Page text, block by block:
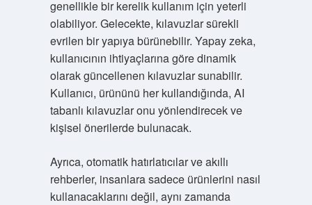
genellikle bir kerelik kullanım için yeterli
olabiliyor. Gelecekte, kılavuzlar sürekli
evrilen bir yapıya bürünebilir. Yapay zeka,
kullanıcının ihtiyaçlarına göre dinamik
olarak güncellenen kılavuzlar sunabilir.
Kullanıcı, ürününü her kullandığında, AI
tabanlı kılavuzlar onu yönlendirecek ve
kişisel önerilerde bulunacak.
Ayrıca, otomatik hatırlatıcılar ve akıllı
rehberler, insanlara sadece ürünlerini nasıl
kullanacaklarını değil, aynı zamanda